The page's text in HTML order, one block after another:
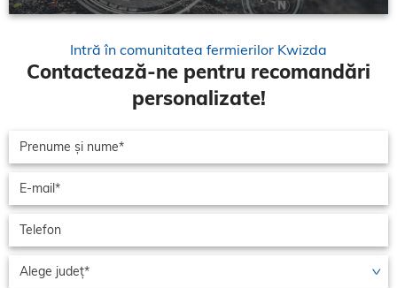
Intră în comunitatea fermierilor Kwizda
Contactează-ne pentru recomandări
personalizate!